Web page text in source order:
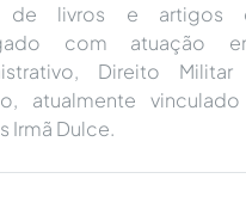
de livros e artigos
com atuação
Direito
atualmente
Irmã Dulce.